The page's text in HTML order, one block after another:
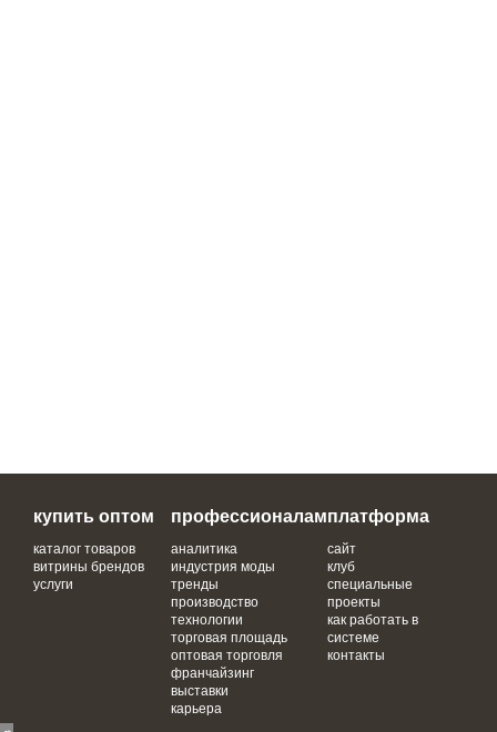
купить оптом
каталог товаров
витрины брендов
услуги
профессионалам
аналитика
индустрия моды
тренды
производство
технологии
торговая площадь
оптовая торговля
франчайзинг
выставки
карьера
платформа
сайт
клуб
специальные
проекты
как работать в
системе
контакты